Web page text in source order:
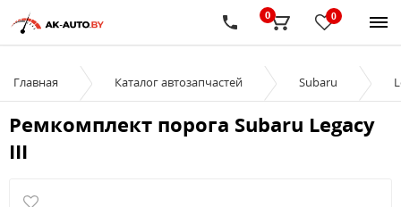
0
0
Главная Каталог автозапчастей Subaru
Ремкомплект порога Subaru Legacy
III